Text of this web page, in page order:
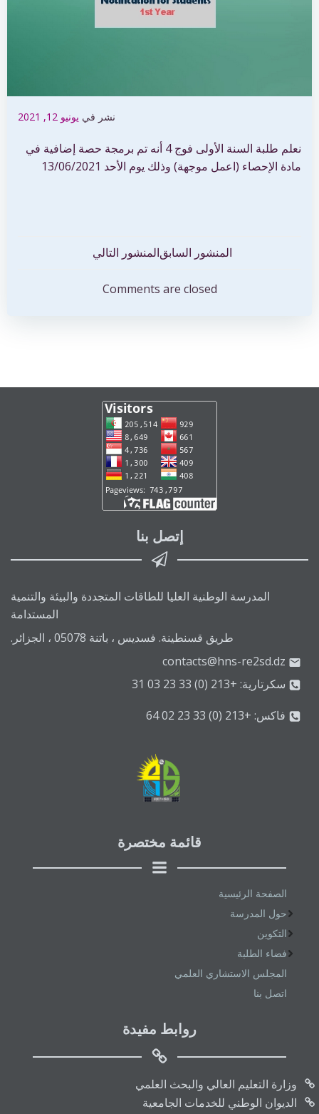
نشر في يونيو 12, 2021
نعلم طلبة السنة الأولى فوج 4 أنه تم برمجة حصة إضافية في
مادة الإحصاء (اعمل موجهة) وذلك يوم الأحد 13/06/2021
المقالات
المنشور السابقتصفّح
المقالات
المنشور التالي
Comments are closed
إتصل بنا
المدرسة الوطنية العليا للطاقات المتجددة والبيئة والتنمية
المستدامة
طريق قسنطينة. فسديس ، باتنة 05078 ، الجزائر.
contacts@hns-re2sd.dz
سكرتارية: +213 (0) 33 23 03 31
فاكس: +213 (0) 33 23 02 64
قائمة مختصرة
الصفحة الرئيسية
حول المدرسة
التكوين
فضاء الطلبة
المجلس الاستشاري العلمي
اتصل بنا
روابط مفيدة
وزارة التعليم العالي والبحث العلمي
الديوان الوطني للخدمات الجامعية